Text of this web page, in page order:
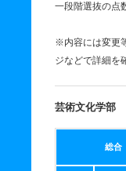
一段階選抜の点
※内容には変更
ジなどで詳細を
芸術文化学部
総合